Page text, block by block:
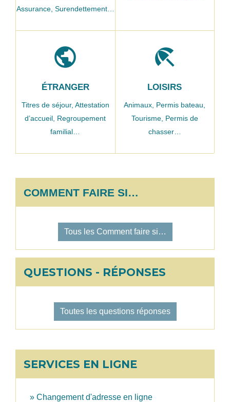
Assurance, Surendettement…
public
ÉTRANGER
Titres de séjour, Attestation
d’accueil, Regroupement
familial…
beach_access
LOISIRS
Animaux, Permis bateau,
Tourisme, Permis de
chasser…
COMMENT FAIRE SI…
Tous les Comment faire si…
QUESTIONS - RÉPONSES
Toutes les questions réponses
SERVICES EN LIGNE
Changement d'adresse en ligne